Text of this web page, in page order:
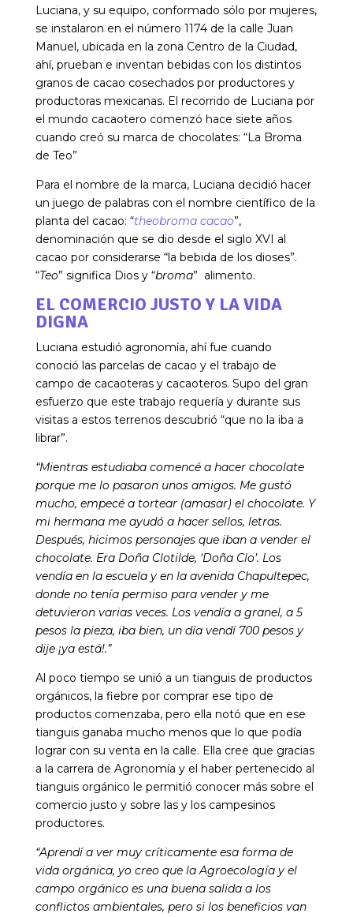
Luciana, y su equipo, conformado sólo por mujeres,
se instalaron en el número 1174 de la calle Juan
Manuel, ubicada en la zona Centro de la Ciudad,
ahí, prueban e inventan bebidas con los distintos
granos de cacao cosechados por productores y
productoras mexicanas. El recorrido de Luciana por
el mundo cacaotero comenzó hace siete años
cuando creó su marca de chocolates: “La Broma
de Teo”
Para el nombre de la marca, Luciana decidió hacer
un juego de palabras con el nombre científico de la
planta del cacao: “theobroma cacao”,
denominación que se dio desde el siglo XVI al
cacao por considerarse “la bebida de los dioses”.
“Teo” significa Dios y “broma” alimento.
EL COMERCIO JUSTO Y LA VIDA
DIGNA
Luciana estudió agronomía, ahí fue cuando
conoció las parcelas de cacao y el trabajo de
campo de cacaoteras y cacaoteros. Supo del gran
esfuerzo que este trabajo requería y durante sus
visitas a estos terrenos descubrió “que no la iba a
librar”.
“Mientras estudiaba comencéa hacer chocolate
porque me lo pasaron unos amigos. Me gustó
mucho, empecé a tortear (amasar) el chocolate. Y
mi hermana me ayudó a hacer sellos, letras.
Después, hicimos personajes que iban a vender el
chocolate. Era Doña Clotilde, ‘Doña Clo’. Los
vendía en la escuela y en la avenida Chapultepec,
donde no tenía permiso para vender y me
detuvieron varias veces. Los vendía a granel, a 5
pesos la pieza, iba bien, un día vendí 700 pesos y
dije ¡ya está!.”
Al poco tiempo se unió a un tianguis de productos
orgánicos, la fiebre por comprar ese tipo de
productos comenzaba, pero ella notó que en ese
tianguis ganaba mucho menos que lo que podía
lograr con su venta en la calle. Ella cree que gracias
a la carrera de Agronomía y el haber pertenecido al
tianguis orgánico le permitió conocer más sobre el
comercio justo y sobre las y los campesinos
productores.
“Aprendí a ver muy críticamente esa forma de
vida orgánica, yo creo que la Agroecología y el
campo orgánico es una buena salida a los
conflictos ambientales, pero si los beneficios van